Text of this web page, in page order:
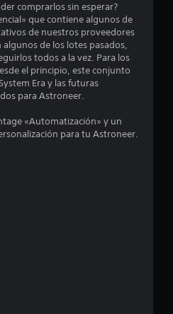
e
s
comprarlos sin esperar?
que contiene algunos de
de nuestros proveedores
algunos de los lotes pasados,
todos a la vez. Para los
el principio, este conjunto
Era y las futuras
para Astroneer.
«Automatización» y un
para tu Astroneer.